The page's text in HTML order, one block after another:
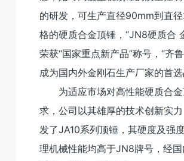
的研发，可生产直径90mm到直
格的硬质合金顶锤，“JN8硬质合
荣获“国家重点新产品”称号，“齐
成为国内外金刚石生产厂家的首选
为适应市场对高性能硬质合
求，公司以其雄厚的技术创新实
发了JA10系列顶锤，其硬度及强
理机械性能均高于JN8牌号，经